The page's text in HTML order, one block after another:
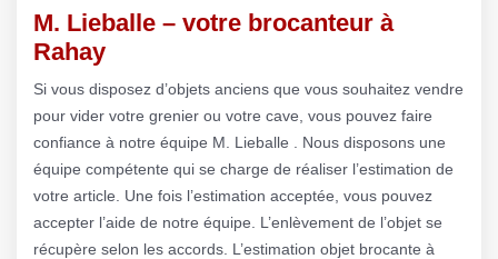
M. Lieballe – votre brocanteur à
Rahay
Si vous disposez d’objets anciens que vous souhaitez vendre
pour vider votre grenier ou votre cave, vous pouvez faire
confiance à notre équipe M. Lieballe . Nous disposons une
équipe compétente qui se charge de réaliser l’estimation de
votre article. Une fois l’estimation acceptée, vous pouvez
accepter l’aide de notre équipe. L’enlèvement de l’objet se
récupère selon les accords. L’estimation objet brocante à